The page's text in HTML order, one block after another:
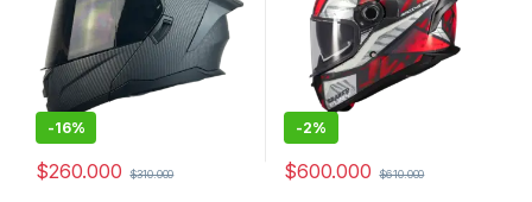
-16%
$260.000 $310.000
-2%
$600.000 $610.000